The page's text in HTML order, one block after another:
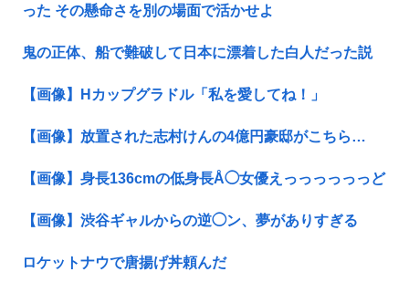
った その懸命さを別の場面で活かせよ
鬼の正体、船で難破して日本に漂着した白人だった説
【画像】Hカップグラドル「私を愛してね！」
【画像】放置された志村けんの4億円豪邸がこちら…
【画像】身長136cmの低身長Å◯女優えっっっっっっど
【画像】渋谷ギャルからの逆◯ン、夢がありすぎる
ロケットナウで唐揚げ丼頼んだ